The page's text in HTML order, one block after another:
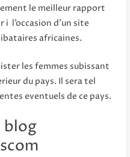
le meilleur rapport
l’occasion d’un site
africaines.
les femmes subissant
du pays. Il sera tel
eventuels de ce pays.
blog